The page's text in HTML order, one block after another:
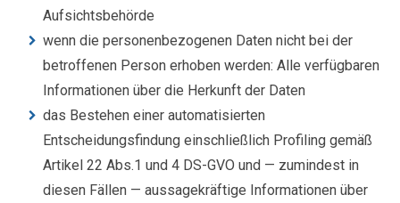
Aufsichtsbehörde
wenn die personenbezogenen Daten nicht bei der
betroffenen Person erhoben werden: Alle verfügbaren
Informationen über die Herkunft der Daten
das Bestehen einer automatisierten
Entscheidungsfindung einschließlich Profiling gemäß
Artikel 22 Abs.1 und 4 DS-GVO und — zumindest in
diesen Fällen — aussagekräftige Informationen über